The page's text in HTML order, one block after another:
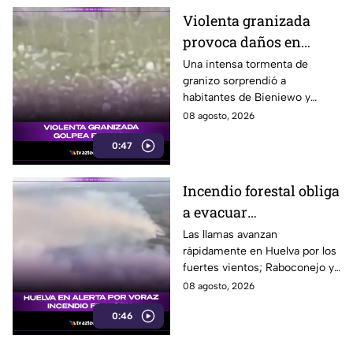
0:47
Violenta granizada
provoca daños en
vehículos en Polonia
Una intensa tormenta de
granizo sorprendió a
habitantes de Bieniewo y
provocó daños en los cristales
08 agosto, 2026
0:46
Incendio forestal obliga
a evacuar
comunidades en
Huelva
Las llamas avanzan
rápidamente en Huelva por los
fuertes vientos; Raboconejo y
Caballón fueron evacuadas
08 agosto, 2026